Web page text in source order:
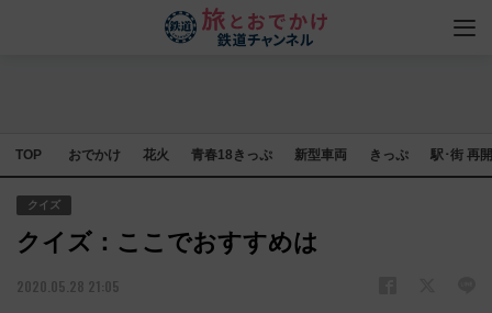
TOP おでかけ 花火 青春18きっぷ 新型車両 きっぷ 駅･街 再
クイズ
クイズ：ここでおすすめは
2020.05.28 21:05